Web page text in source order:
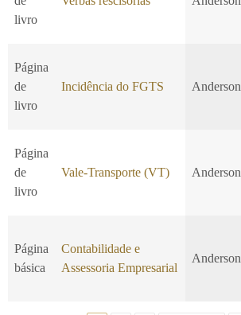
livro
Página
de
livro
Incidência do FGTS Anderson
Página
de
livro
Vale-Transporte (VT) Anderson
Página
básica
Contabilidade e
Assessoria Empresarial
Anderson